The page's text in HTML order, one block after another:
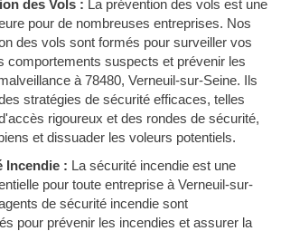
des Vols : La prévention des vols est une
pour de nombreuses entreprises. Nos
des vols sont formés pour surveiller vos
comportements suspects et prévenir les
à 78480, Verneuil-sur-Seine. Ils
stratégies de sécurité efficaces, telles
rigoureux et des rondes de sécurité,
et dissuader les voleurs potentiels.
Incendie : La sécurité incendie est une
pour toute entreprise à Verneuil-sur-
de sécurité incendie sont
pour prévenir les incendies et assurer la